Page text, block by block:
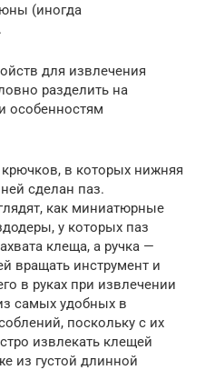
(иногда
для извлечения
разделить на
особенностям
в которых нижняя
сделан паз.
как миниатюрные
у которых паз
клеща, а ручка —
вращать инструмент и
в руках при извлечении
самых удобных в
поскольку с их
извлекать клещей
из густой длинной